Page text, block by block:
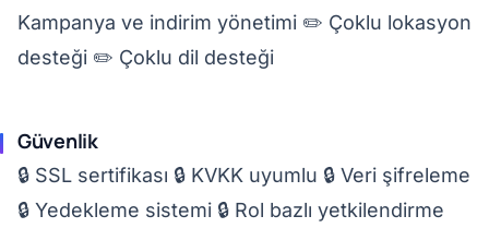
Kampanya ve indirim yönetimi ✏️ Çoklu lokasyon
desteği ✏️ Çoklu dil desteği
Güvenlik
🔒 SSL sertifikası 🔒 KVKK uyumlu 🔒 Veri şifreleme
🔒 Yedekleme sistemi 🔒 Rol bazlı yetkilendirme